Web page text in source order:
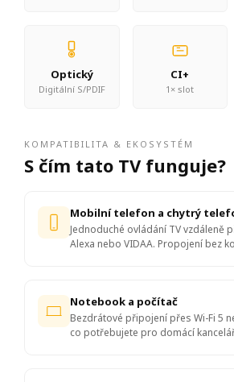
Optický
Digitální S/PDIF
CI+
1× slot
KOMPATIBILITA & EKOSYSTÉM
S čím tato TV funguje?
Mobilní telefon a chytrý
Jednoduché ovládání TV vzdáleně
Alexa nebo VIDAA. Propojení bez
Notebook a počítač
Bezdrátové připojení přes Wi-Fi 5
co potřebujete pro domácí